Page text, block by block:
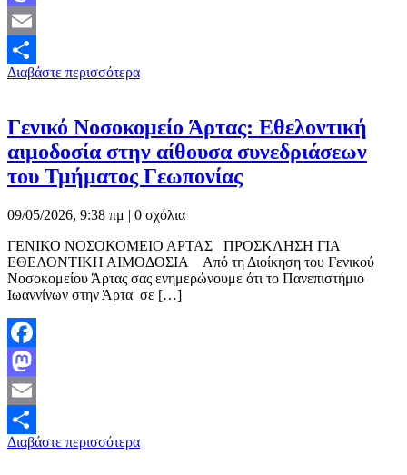
Mastodon
Email
Μοιραστείτε
Διαβάστε περισσότερα
Γενικό Νοσοκομείο Άρτας: Εθελοντική
αιμοδοσία στην αίθουσα συνεδριάσεων
του Τμήματος Γεωπονίας
09/05/2026, 9:38 πμ | 0 σχόλια
ΓΕΝΙΚΟ ΝΟΣΟΚΟΜΕΙΟ ΑΡΤΑΣ ΠΡΟΣΚΛΗΣΗ ΓΙΑ
ΕΘΕΛΟΝΤΙΚΗ ΑΙΜΟΔΟΣΙΑ Από τη Διοίκηση του Γενικού
Νοσοκομείου Άρτας σας ενημερώνουμε ότι το Πανεπιστήμιο
Ιωαννίνων στην Άρτα σε […]
Facebook
Mastodon
Email
Μοιραστείτε
Διαβάστε περισσότερα